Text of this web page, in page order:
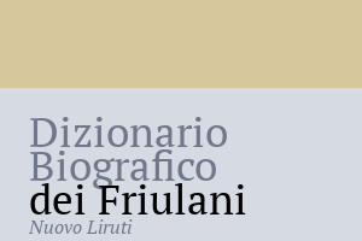
Dizionario
Biografico
dei Friulani
Nuovo Liruti